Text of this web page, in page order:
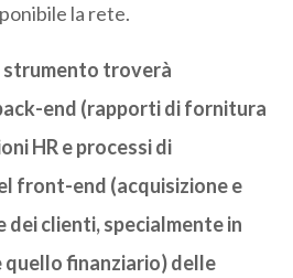
la rete.
troverà
end (rapporti di fornitura
HR e processi di
front-end (acquisizione e
clienti, specialmente in
finanziario) delle